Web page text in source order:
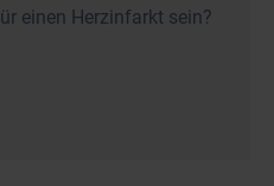
einen Herzinfarkt sein?